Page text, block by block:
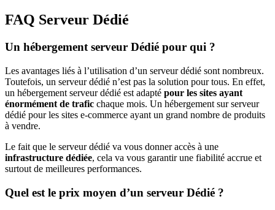
FAQ Serveur Dédié
Un hébergement serveur Dédié pour qui ?
Les avantages liés à l’utilisation d’un serveur dédié sont nombreux.
Toutefois, un serveur dédié n’est pas la solution pour tous. En effet,
un hébergement serveur dédié est adapté pour les sites ayant
énormément de trafic chaque mois. Un hébergement sur serveur
dédié pour les sites e-commerce ayant un grand nombre de produits
à vendre.
Le fait que le serveur dédié va vous donner accès à une
infrastructure dédiée, cela va vous garantir une fiabilité accrue et
surtout de meilleures performances.
Quel est le prix moyen d’un serveur Dédié ?